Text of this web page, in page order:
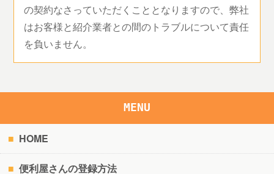
の契約なさっていただくこととなりますので、弊社
はお客様と紹介業者との間のトラブルについて責任
を負いません。
MENU
HOME
便利屋さんの登録方法